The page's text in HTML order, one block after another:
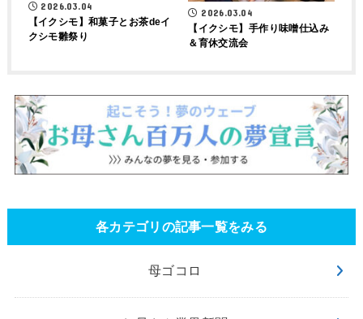
2026.03.04
【イクシモ】和菓子とお茶deイ
クシモ雛祭り
2026.03.04
【イクシモ】手作り味噌仕込み
＆育休交流会
各カテゴリの記事一覧をみる
母ゴコロ